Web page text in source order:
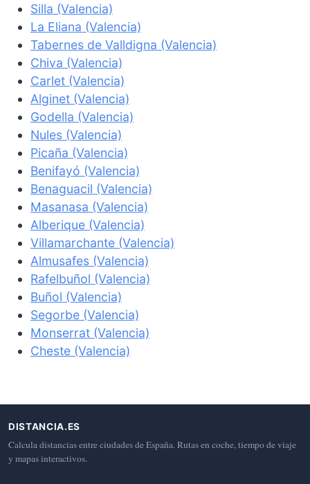
Silla (Valencia)
La Eliana (Valencia)
Tabernes de Valldigna (Valencia)
Chiva (Valencia)
Carlet (Valencia)
Alginet (Valencia)
Godella (Valencia)
Nules (Valencia)
Picaña (Valencia)
Benifayó (Valencia)
Benaguacil (Valencia)
Masanasa (Valencia)
Alberique (Valencia)
Villamarchante (Valencia)
Almusafes (Valencia)
Rafelbuñol (Valencia)
Buñol (Valencia)
Segorbe (Valencia)
Monserrat (Valencia)
Cheste (Valencia)
DISTANCIA.ES
Calcula distancias entre ciudades de España. Rutas en coche, tiempo de viaje
y mapas interactivos.